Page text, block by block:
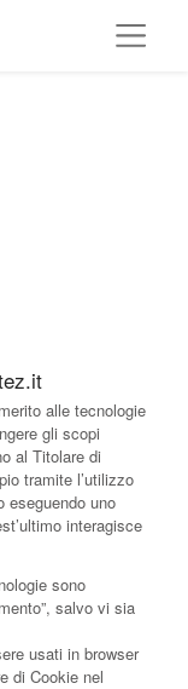
alle tecnologie
gli scopi
al Titolare di
tramite l’utilizzo
eseguendo uno
interagisce
sono
salvo vi sia
usati in browser
di Cookie nel